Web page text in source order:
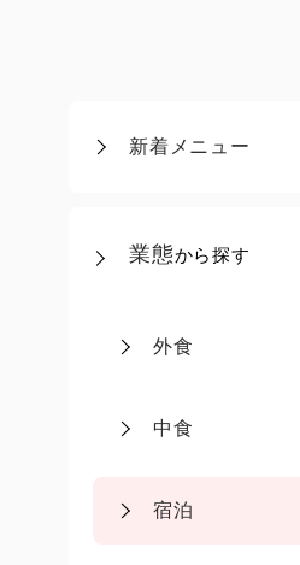
新着メニュー
業態から探す
外食
中食
宿泊